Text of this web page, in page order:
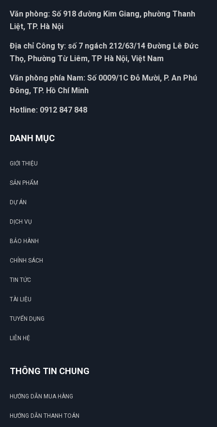
Văn phòng: Số 918 đường Kim Giang, phường Thanh
Liệt, TP. Hà Nội
Địa chỉ Công ty: số 7 ngách 212/63/14 Đường Lê Đức
Thọ, Phường Từ Liêm, TP Hà Nội, Việt Nam
Văn phòng phía Nam: Số 0009/1C Đỗ Mười, P. An Phú
Đông, TP. Hồ Chí Minh
Hotline: 0912 847 848
DANH MỤC
GIỚI THIỆU
SẢN PHẨM
DỰ ÁN
DỊCH VỤ
BẢO HÀNH
CHÍNH SÁCH
TIN TỨC
TÀI LIỆU
TUYỂN DỤNG
LIÊN HỆ
THÔNG TIN CHUNG
HƯỚNG DẪN MUA HÀNG
HƯỚNG DẪN THANH TOÁN